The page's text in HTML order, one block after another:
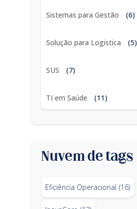
Sistemas para Gestão (6)
Solução para Logistica (5)
SUS (7)
TI em Saúde (11)
Nuvem de tags
Eficiência Operacional (16)